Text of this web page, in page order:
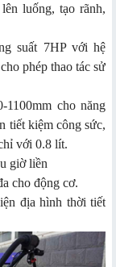
luống, tạo rãnh,
suất 7HP với hệ
phép thao tác sử
cho năng
tiết kiệm công sức,
với 0.8 lít.
giờ liền
cho động cơ.
địa hình thời tiết